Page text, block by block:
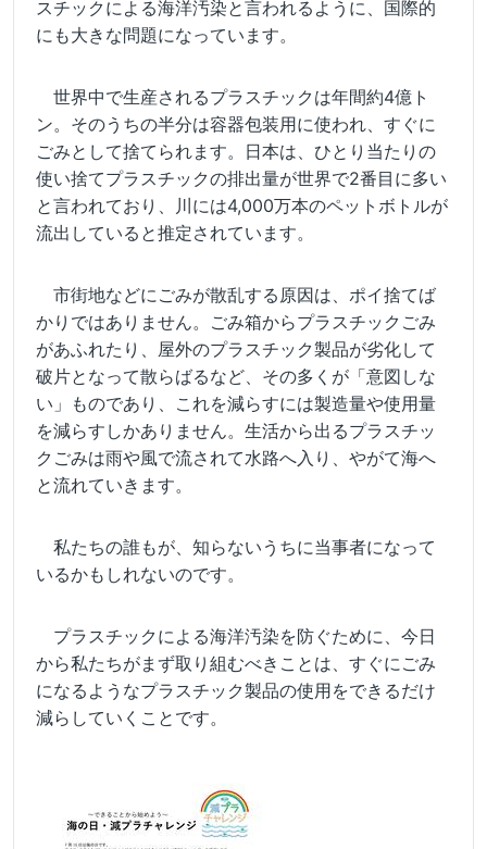
スチックによる海洋汚染と言われるように、国際的
にも大きな問題になっています。
世界中で生産されるプラスチックは年間約4億ト
ン。そのうちの半分は容器包装用に使われ、すぐに
ごみとして捨てられます。日本は、ひとり当たりの
使い捨てプラスチックの排出量が世界で2番目に多い
と言われており、川には4,000万本のペットボトルが
流出していると推定されています。
市街地などにごみが散乱する原因は、ポイ捨てば
かりではありません。ごみ箱からプラスチックごみ
があふれたり、屋外のプラスチック製品が劣化して
破片となって散らばるなど、その多くが「意図しな
い」ものであり、これを減らすには製造量や使用量
を減らすしかありません。生活から出るプラスチッ
クごみは雨や風で流されて水路へ入り、やがて海へ
と流れていきます。
私たちの誰もが、知らないうちに当事者になって
いるかもしれないのです。
プラスチックによる海洋汚染を防ぐために、今日
から私たちがまず取り組むべきことは、すぐにごみ
になるようなプラスチック製品の使用をできるだけ
減らしていくことです。